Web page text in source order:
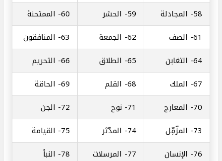
58- المجادلة 59- الحشر 60- الممتحنة
61- الصف 62- الجمعة 63- المنافقون
64- التغابن 65- الطلاق 66- التحريم
67- الملك 68- القلم 69- الحاقة
70- المعارج 71- نوح 72- الجن
73- المزّمِّل 74- المدّثر 75- القيامة
76- الإنسان 77- المرسلات 78- النبأ